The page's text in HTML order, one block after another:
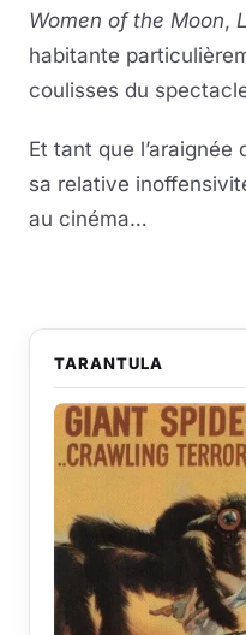
Women of the Moon,
habitante
coulisses du
Et tant que l’araignée
sa relative
au cinéma…
TARANTULA